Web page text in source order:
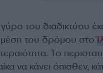
του διαδικτύου
μέση του δρόμου στο
Το
να κάνει όπισθεν,